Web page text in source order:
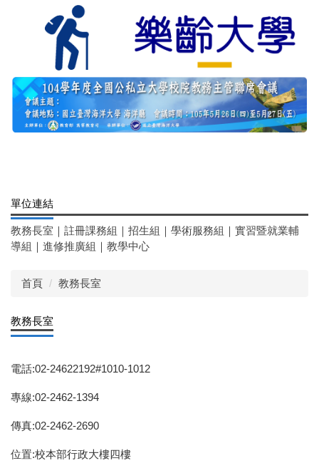
單位連結
教務長室 ｜ 註冊課務組 ｜ 招生組 ｜ 學術服務組 ｜ 實習暨就業輔
導組 ｜ 進修推廣組 ｜ 教學中心
首頁 教務長室
教務長室
電話:02-24622192#1010-1012
專線:02-2462-1394
傳真:02-2462-2690
位置:校本部行政大樓四樓